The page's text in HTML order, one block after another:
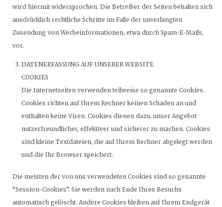
wird hiermit widersprochen. Die Betreiber der Seiten behalten sich
ausdrücklich rechtliche Schritte im Falle der unverlangten
Zusendung von Werbeinformationen, etwa durch Spam-E-Mails,
vor.
DATENERFASSUNG AUF UNSERER WEBSITE
COOKIES
Die Internetseiten verwenden teilweise so genannte Cookies.
Cookies richten auf Ihrem Rechner keinen Schaden an und
enthalten keine Viren. Cookies dienen dazu, unser Angebot
nutzerfreundlicher, effektiver und sicherer zu machen. Cookies
sind kleine Textdateien, die auf Ihrem Rechner abgelegt werden
und die Ihr Browser speichert.
Die meisten der von uns verwendeten Cookies sind so genannte
“Session-Cookies”. Sie werden nach Ende Ihres Besuchs
automatisch gelöscht. Andere Cookies bleiben auf Ihrem Endgerät